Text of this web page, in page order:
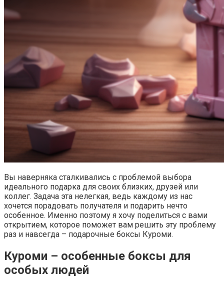
Вы наверняка сталкивались с проблемой выбора
идеального подарка для своих близких, друзей или
коллег. Задача эта нелегкая, ведь каждому из нас
хочется порадовать получателя и подарить нечто
особенное. Именно поэтому я хочу поделиться с вами
открытием, которое поможет вам решить эту проблему
раз и навсегда – подарочные боксы Куроми.
Куроми – особенные боксы для
особых людей